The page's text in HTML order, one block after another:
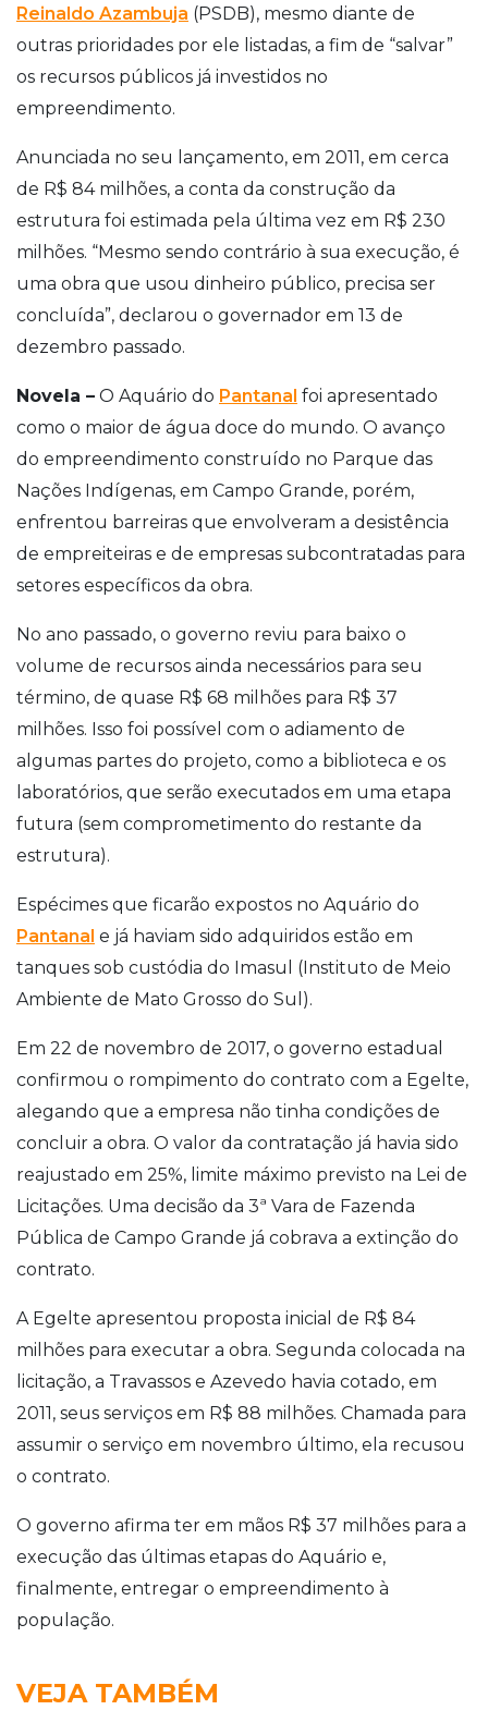
Reinaldo Azambuja (PSDB), mesmo diante de
outras prioridades por ele listadas, a fim de “salvar”
os recursos públicos já investidos no
empreendimento.
Anunciada no seu lançamento, em 2011, em cerca
de R$ 84 milhões, a conta da construção da
estrutura foi estimada pela última vez em R$ 230
milhões. “Mesmo sendo contrário à sua execução, é
uma obra que usou dinheiro público, precisa ser
concluída”, declarou o governador em 13 de
dezembro passado.
Novela – O Aquário do Pantanal foi apresentado
como o maior de água doce do mundo. O avanço
do empreendimento construído no Parque das
Nações Indígenas, em Campo Grande, porém,
enfrentou barreiras que envolveram a desistência
de empreiteiras e de empresas subcontratadas para
setores específicos da obra.
No ano passado, o governo reviu para baixo o
volume de recursos ainda necessários para seu
término, de quase R$ 68 milhões para R$ 37
milhões. Isso foi possível com o adiamento de
algumas partes do projeto, como a biblioteca e os
laboratórios, que serão executados em uma etapa
futura (sem comprometimento do restante da
estrutura).
Espécimes que ficarão expostos no Aquário do
Pantanal e já haviam sido adquiridos estão em
tanques sob custódia do Imasul (Instituto de Meio
Ambiente de Mato Grosso do Sul).
Em 22 de novembro de 2017, o governo estadual
confirmou o rompimento do contrato com a Egelte,
alegando que a empresa não tinha condições de
concluir a obra. O valor da contratação já havia sido
reajustado em 25%, limite máximo previsto na Lei de
Licitações. Uma decisão da 3ª Vara de Fazenda
Pública de Campo Grande já cobrava a extinção do
contrato.
A Egelte apresentou proposta inicial de R$ 84
milhões para executar a obra. Segunda colocada na
licitação, a Travassos e Azevedo havia cotado, em
2011, seus serviços em R$ 88 milhões. Chamada para
assumir o serviço em novembro último, ela recusou
o contrato.
O governo afirma ter em mãos R$ 37 milhões para a
execução das últimas etapas do Aquário e,
finalmente, entregar o empreendimento à
população.
VEJA TAMBÉM